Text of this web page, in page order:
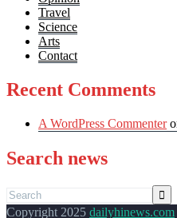
Travel
Science
Arts
Contact
Recent Comments
A WordPress Commenter
Search news
Copyright 2025 dailyhinews.com